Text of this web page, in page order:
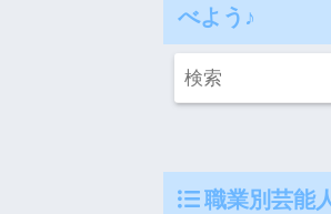
べよう♪
職業別芸能